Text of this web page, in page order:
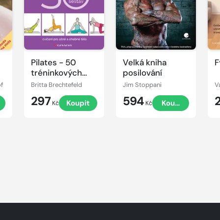
Pilates - 50
tréninkových
sestav
Britta Brechtefeld
297 Kč Koupit
Velká kniha
posilování
Jim Stoppani
594 Kč Koupit